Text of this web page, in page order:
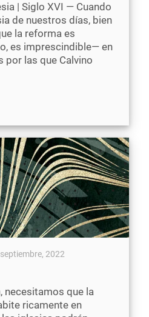
| Siglo XVI — Cuando
de nuestros días, bien
la reforma es
es imprescindible— en
por las que Calvino
2022
necesitamos que la
ricamente en